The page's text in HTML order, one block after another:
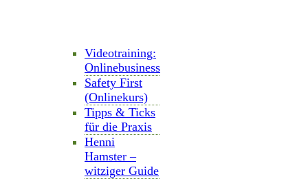
Videotraining:
Onlinebusiness
Safety First
(Onlinekurs)
Tipps & Ticks
für die Praxis
Henni
Hamster –
witziger Guide